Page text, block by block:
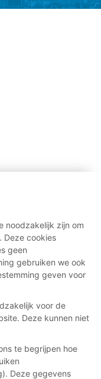
noodzakelijk zijn om
Deze cookies
geen
gebruiken we ook
geven voor
voor de
Deze kunnen niet
te begrijpen hoe
Deze gegevens